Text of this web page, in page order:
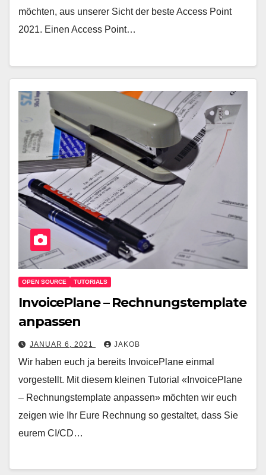
möchten, aus unserer Sicht der beste Access Point
2021. Einen Access Point…
OPEN SOURCE TUTORIALS
InvoicePlane – Rechnungstemplate
anpassen
JANUAR 6, 2021 JAKOB
Wir haben euch ja bereits InvoicePlane einmal
vorgestellt. Mit diesem kleinen Tutorial «InvoicePlane
– Rechnungstemplate anpassen» möchten wir euch
zeigen wie Ihr Eure Rechnung so gestaltet, dass Sie
eurem CI/CD…